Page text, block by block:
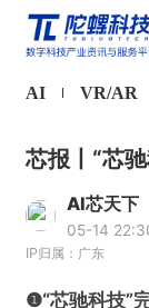
AI VR/AR
芯报丨“芯
AI芯天下
05-14
IP归属：广东
❶“芯驰科技”